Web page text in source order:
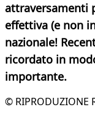
attraversamenti
effettiva (e non
nazionale!
ricordato in
importante.
© RIPRODUZIONE